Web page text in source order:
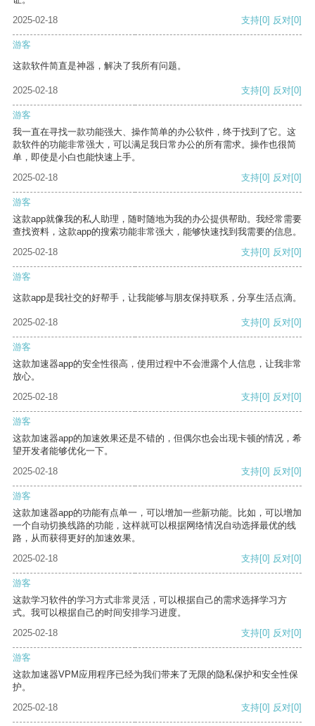
2025-02-18
支持[0] 反对[0]
游客
这款软件简直是神器，解决了我所有问题。
2025-02-18 支持[0] 反对[0]
游客
我一直在寻找一款功能强大、操作简单的办公软件，终于找到了它。这
款软件的功能非常强大，可以满足我日常办公的所有需求。操作也很简
单，即使是小白也能快速上手。
2025-02-18
支持[0] 反对[0]
游客
这款app就像我的私人助理，随时随地为我的办公提供帮助。我经常需要
查找资料，这款app的搜索功能非常强大，能够快速找到我需要的信息。
2025-02-18
支持[0] 反对[0]
游客
这款app是我社交的好帮手，让我能够与朋友保持联系，分享生活点滴。
2025-02-18 支持[0] 反对[0]
游客
这款加速器app的安全性很高，使用过程中不会泄露个人信息，让我非常
放心。
2025-02-18
支持[0] 反对[0]
游客
这款加速器app的加速效果还是不错的，但偶尔也会出现卡顿的情况，希
望开发者能够优化一下。
2025-02-18
支持[0] 反对[0]
游客
这款加速器app的功能有点单一，可以增加一些新功能。比如，可以增加
一个自动切换线路的功能，这样就可以根据网络情况自动选择最优的线
路，从而获得更好的加速效果。
2025-02-18
支持[0] 反对[0]
游客
这款学习软件的学习方式非常灵活，可以根据自己的需求选择学习方
式。我可以根据自己的时间安排学习进度。
2025-02-18
支持[0] 反对[0]
游客
这款加速器VPM应用程序已经为我们带来了无限的隐私保护和安全性保
护。
2025-02-18
支持[0] 反对[0]